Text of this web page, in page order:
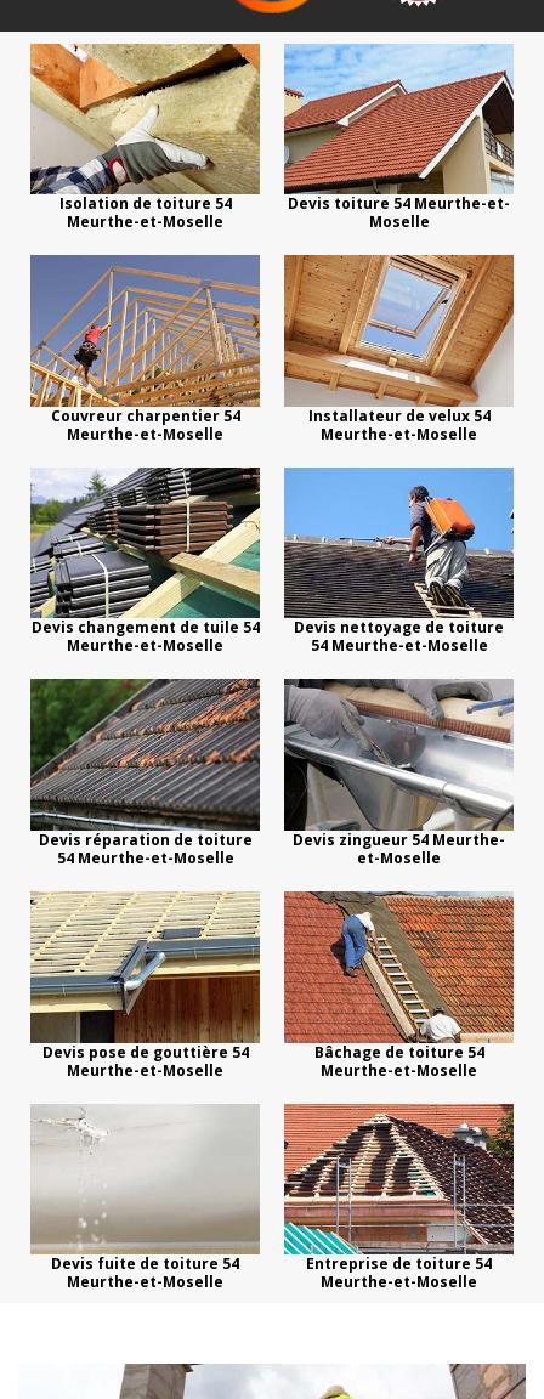
Isolation de toiture 54
Meurthe-et-Moselle
Devis toiture 54 Meurthe-et-
Moselle
Couvreur charpentier 54
Meurthe-et-Moselle
Installateur de velux 54
Meurthe-et-Moselle
Devis changement de tuile 54
Meurthe-et-Moselle
Devis nettoyage de toiture
54 Meurthe-et-Moselle
Devis réparation de toiture
54 Meurthe-et-Moselle
Devis zingueur 54 Meurthe-
et-Moselle
Devis pose de gouttière 54
Meurthe-et-Moselle
Bâchage de toiture 54
Meurthe-et-Moselle
Devis fuite de toiture 54
Meurthe-et-Moselle
Entreprise de toiture 54
Meurthe-et-Moselle